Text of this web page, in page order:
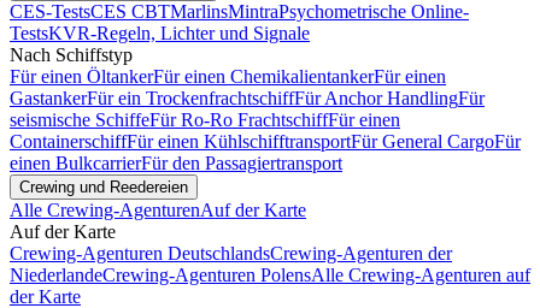
CES-TestsCES CBTMarlinsMintraPsychometrische Online-
TestsKVR-Regeln, Lichter und Signale
Nach Schiffstyp
Für einen ÖltankerFür einen ChemikalientankerFür einen
GastankerFür ein TrockenfrachtschiffFür Anchor HandlingFür
seismische SchiffeFür Ro-Ro FrachtschiffFür einen
ContainerschiffFür einen KühlschifftransportFür General CargoFür
einen BulkcarrierFür den Passagiertransport
Crewing und Reedereien
Alle Crewing-AgenturenAuf der Karte
Auf der Karte
Crewing-Agenturen DeutschlandsCrewing-Agenturen der
NiederlandeCrewing-Agenturen PolensAlle Crewing-Agenturen auf
der Karte